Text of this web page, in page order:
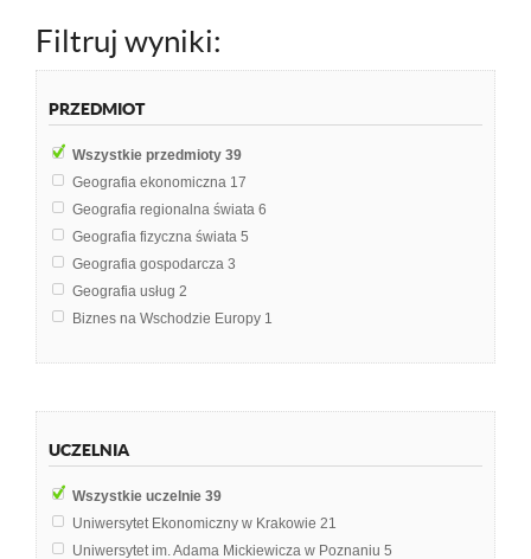
Filtruj wyniki:
PRZEDMIOT
Wszystkie przedmioty 39
Geografia ekonomiczna 17
Geografia regionalna świata 6
Geografia fizyczna świata 5
Geografia gospodarcza 3
Geografia usług 2
Biznes na Wschodzie Europy 1
Turystyczne walory wód
UCZELNIA
Wszystkie uczelnie 39
Uniwersytet Ekonomiczny w Krakowie 21
Uniwersytet im. Adama Mickiewicza w Poznaniu 5